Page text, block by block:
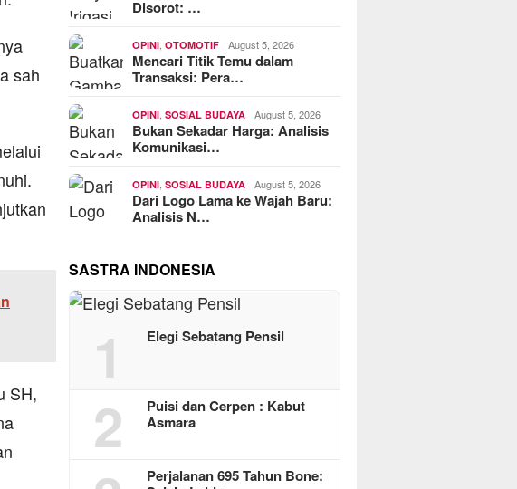
sah
SH,
Disorot: …
OPINI ,OTOMOTIF August 5, 2026
Mencari Titik Temu dalam
Transaksi: Pera…
OPINI ,SOSIAL BUDAYA August 5, 2026
Bukan Sekadar Harga: Analisis
Komunikasi…
OPINI ,SOSIAL BUDAYA August 5, 2026
Dari Logo Lama ke Wajah Baru:
Analisis N…
SASTRA INDONESIA
1 Elegi Sebatang Pensil
2
Puisi dan Cerpen : Kabut
Asmara
Perjalanan 695 Tahun Bone: